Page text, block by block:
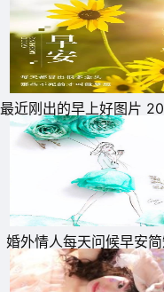
11、我们这个世界，从
早安!
12、等待你的关心，等
最近刚出的早上好图片
别漂亮的早上好图片
婚外情人每天问候早安
子